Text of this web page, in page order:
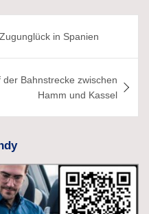
in Spanien
Bahnstrecke zwischen
Hamm und Kassel